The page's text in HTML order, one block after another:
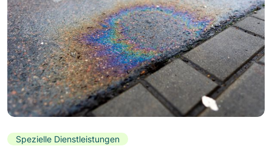
Spezielle Dienstleistungen